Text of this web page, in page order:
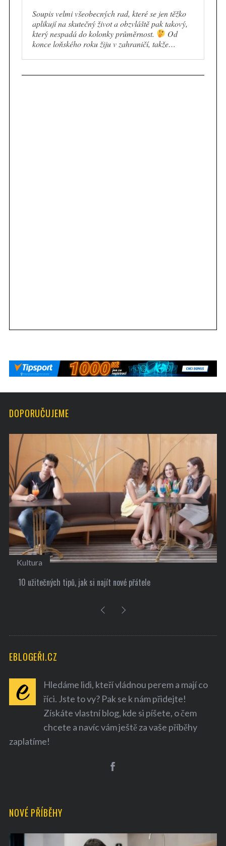
Soupis velmi všeobecných rad, které se jen těžko
aplikují na skutečný život a obzvláště pak takový,
který nespadá do kolonky průměrnost.
Od
konce loňského roku žiju v zahraničí, takže…
DOPORUČUJEME
Kultura
10 užitečných tipů, jak si najít nové přátele
EBLOGEŘI.CZ
Hledáme lidi, kteří vládnou perem a mají co
říci. Jste to vy? Pak se k nám přidejte!
Získáte vlastní blog, kde si píšete, o čem
chcete a navíc vám ještě za vaše příběhy
zaplatíme!
NOVÉ PŘÍBĚHY